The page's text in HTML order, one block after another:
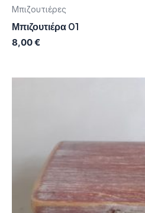
Μπιζουτιέρες
Μπιζουτιέρα 01
8,00€